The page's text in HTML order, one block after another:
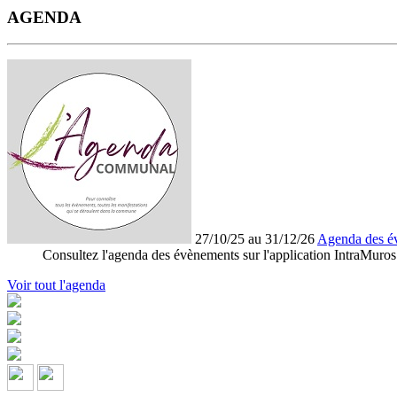
AGENDA
27/10/25 au 31/12/26 Agenda des
Consultez l'agenda des évènements sur l'application IntraMuros
Voir tout l'agenda